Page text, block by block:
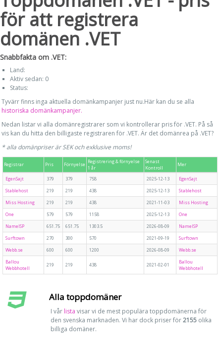
för att registrera
domänen .VET
Snabbfakta om .VET:
Land:
Aktiv sedan: 0
Status:
Tyvärr finns inga aktuella domänkampanjer just nu.Här kan du se alla
historiska domänkampanjer.
Nedan listar vi alla domänregistrarer som vi kontrollerar pris för .VET. På så
vis kan du hitta den billigaste registraren för .VET. Är det domänrea på .VET?
* alla domänpriser är SEK och exklusive moms!
Registrar Pris Förnyelse Registrering & förnyelse
1 år
Senast
Kontroll
Mer
EgenSajt 379 379 758 2025-12-13
EgenSajt
Stablehost
219 219 438 2025-12-13
Stablehost
Miss Hosting
219 219 438 2021-11-03
Miss Hosting
One
579 579 1158 2025-12-13
One
NameISP
651.75 651.75 1303.5 2026-08-09
NameISP
Surftown
270 300 570 2021-09-19
Surftown
Webb.se
600 600 1200 2026-08-09
Webb.se
Ballou
Webbhotell
219 219 438 2021-02-01
Ballou
Webbhotell
Alla toppdomäner
I vår lista visar vi de mest populära toppdomänerna för
den svenska marknaden. Vi har dock priser för2155olika
billiga domäner.